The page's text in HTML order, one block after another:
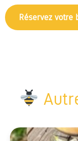
Réservez votre